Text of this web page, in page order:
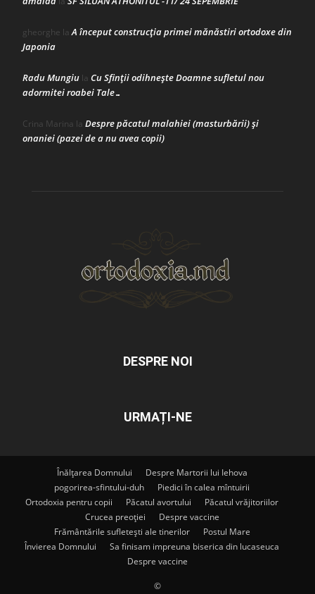
gheorghe laA început construcţia primei mănăstiri ortodoxe din
Japonia
Radu Mungiu la Cu Sfinții odihnește Doamne sufletul nou
adormitei roabei Tale…
Crina Marina la Despre păcatul malahiei (masturbării) şi
onaniei (pazei de a nu avea copii)
DESPRE NOI
URMAȚI-NE
Înălțarea Domnului
Despre Martorii lui Iehova
pogorirea-sfintului-duh
Piedici în calea mîntuirii
Ortodoxia pentru copii
Păcatul avortului
Păcatul vrăjitoriilor
Crucea preoției
Despre vaccine
Frământările sufletești ale tinerilor
Postul Mare
Învierea Domnului
Sa finisam impreuna biserica din lucaseuca
Despre vaccine
©